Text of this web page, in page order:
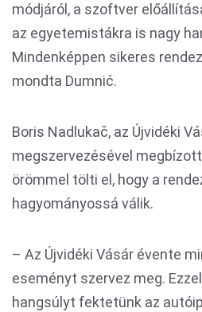
módjáról, a szoftver
az egyetemistákra is nagy
Mindenképpen sikeres
mondta Dumnić.
Boris Nadlukač, az Újvidéki
megszervezésével
örömmel tölti el, hogy a
hagyományossá válik.
– Az Újvidéki Vásár évente
eseményt szervez meg.
hangsúlyt fektetünk az